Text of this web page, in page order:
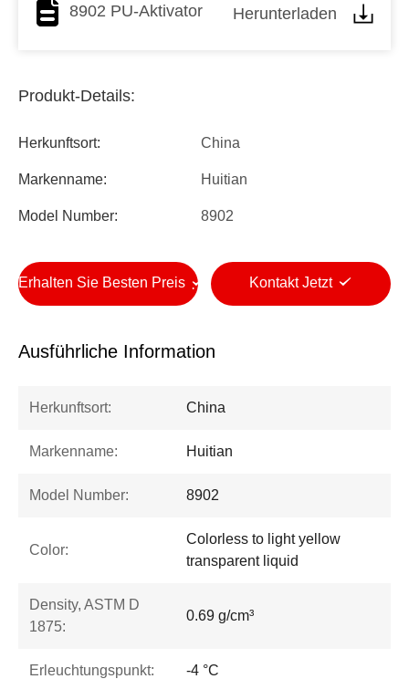
8902 PU-Aktivator Herunterladen
Produkt-Details:
Herkunftsort: China
Markenname: Huitian
Model Number: 8902
Erhalten Sie Besten Preis Kontakt Jetzt
Ausführliche Information
Herkunftsort: China
Markenname: Huitian
Model Number: 8902
Color:
Colorless to light yellow
transparent liquid
Density, ASTM D
1875:
0.69 g/cm³
Erleuchtungspunkt: -4 °C